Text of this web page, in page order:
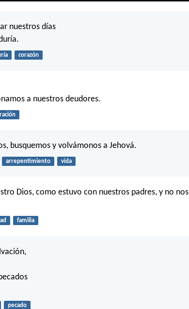
nuestros días
corazón
a nuestros deudores.
busquemos y volvámonos a Jehová.
arrepentimiento vida
Dios, como estuvo con nuestros padres, y no nos
familia
pecado